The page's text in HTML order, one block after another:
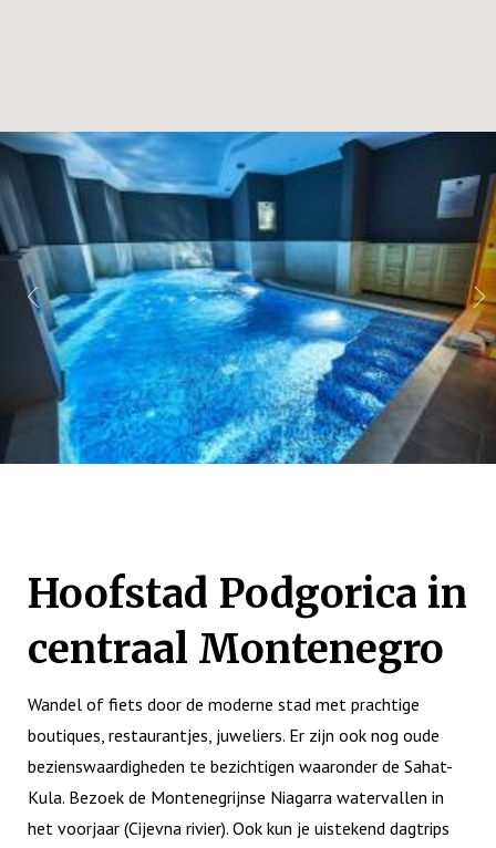
Hoofstad Podgorica in
centraal Montenegro
Wandel of fiets door de moderne stad met prachtige
boutiques, restaurantjes, juweliers. Er zijn ook nog oude
bezienswaardigheden te bezichtigen waaronder de Sahat-
Kula. Bezoek de Montenegrijnse Niagarra watervallen in
het voorjaar (Cijevna rivier). Ook kun je uistekend dagtrips